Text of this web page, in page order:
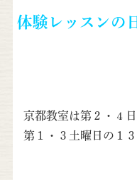
体験レッスンの
京都教室は第２・４
第１・３土曜日の１